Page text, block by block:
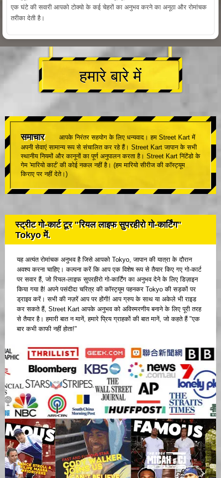
एक घंटे की सवारी आपको टोक्यो के कई चेहरों का अनुभव करने का अनूठा और रोमांचक
तरीका देती है।
हमारे बारे में
समाचार
आपके निरंतर सहयोग के लिए धन्यवाद। हम Street Kart में
अपनी सेवाएं सामान्य रूप से संचालित कर रहे हैं। Street Kart जापान के सभी
स्थानीय नियमों और कानूनों का पूर्ण अनुपालन करता है। Street Kart निंटेंडो के
गेम 'मारियो कार्ट' की कोई नकल नहीं है। (हम मारियो सीरीज की कॉस्ट्यूम
किराए पर नहीं देते।)
स्ट्रीट गो-कार्ट टूर "रियल लाइफ सुपरहीरो गो-कार्टिंग"
Tokyo में.
यह अत्यंत रोमांचक अनुभव है जिसे आपको Tokyo, जापान की यात्रा के दौरान
अवश्य करना चाहिए। कल्पना करें कि आप एक विशेष रूप से तैयार किए गए गो-कार्ट
पर सवार हैं, जो रियल-लाइफ सुपरहीरो गो-कार्टिंग का अनुभव देने के लिए डिज़ाइन
किया गया है! अपने पसंदीदा चरित्र की कॉस्ट्यूम पहनकर Tokyo की सड़कों पर
ड्राइव करें। सभी की नज़रें आप पर होंगी! आप ग्रुप के साथ या अकेले भी राइड
कर सकते हैं, Street Kart आपके अनुभव को अविस्मरणीय बनाने के लिए पूरी तरह
से तैयार है। हमारी बात न मानें, हमारे प्रिय ग्राहकों की बात मानें, जो कहते हैं "एक
बार कभी काफी नहीं होता!"